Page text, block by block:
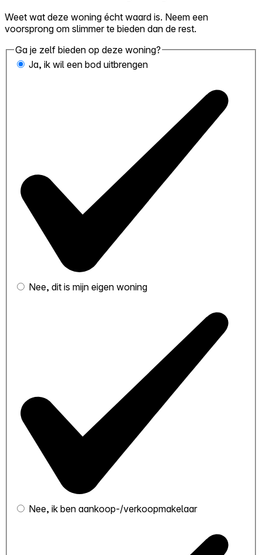
Weet wat deze woning écht waard is. Neem een
voorsprong om slimmer te bieden dan de rest.
Ga je zelf bieden op deze woning?
Ja, ik wil een bod uitbrengen
Nee, dit is mijn eigen woning
Nee, ik ben aankoop-/verkoopmakelaar